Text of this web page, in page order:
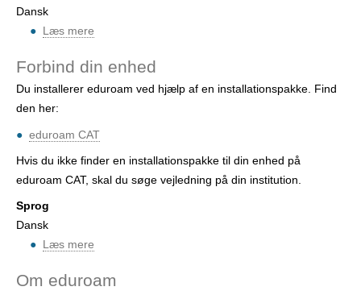
Dansk
Læs mere
o
A
n
r
i
d
u
Forbind din enhed
Du installerer eduroam ved hjælp af en installationspakke. Find
den her:
eduroam CAT
Hvis du ikke finder en installationspakke til din enhed på
eduroam CAT, skal du søge vejledning på din institution.
Sprog
Dansk
Læs mere
o
F
Om eduroam